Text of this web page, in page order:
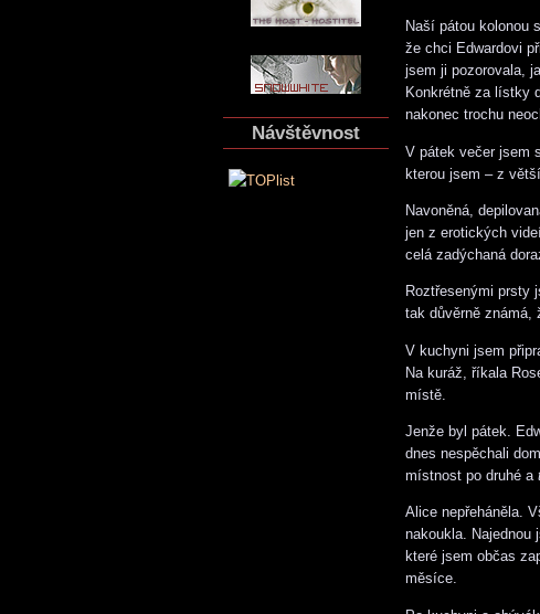
Návštěvnost
Naší pátou kolonou
že chci Edwardovi
jsem ji pozorovala,
Konkrétně za lístky
nakonec trochu
V pátek večer jsem
kterou jsem – z
Navoněná,
jen z erotických
celá zadýchaná
Roztřesenými prsty
tak důvěrně známá,
V kuchyni jsem
Na kuráž, říkala
místě.
Jenže byl pátek.
dnes nespěchali
místnost po druhé a
Alice nepřeháněla.
nakoukla. Najednou
které jsem občas
měsíce.